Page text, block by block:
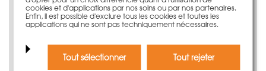
Découvrez-le virtuellement maintenant
cookies et d'applications par nos soins ou par nos partenaires.
Enfin, il est possible d'exclure tous les cookies et toutes les
applications qui ne sont pas techniquement nécessaires.
Tout sélectionner Tout rejeter